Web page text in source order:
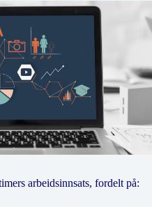
arbeidsinnsats, fordelt på: